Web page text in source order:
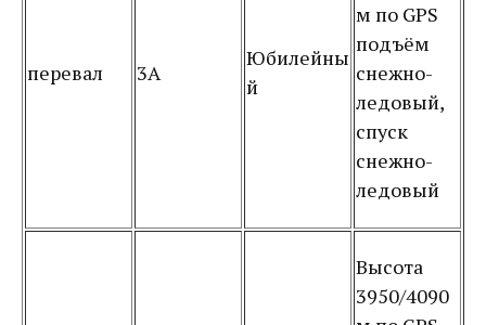
перевал 3А
Юбилейны
й
м по GPS
подъём
снежно-
ледовый,
спуск
снежно-
ледовый
Высота
3950/4090